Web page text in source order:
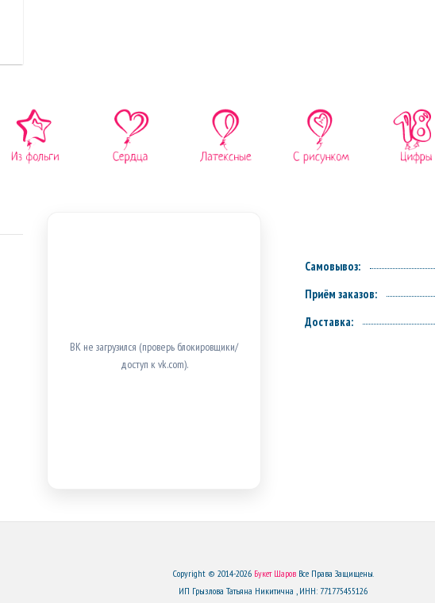
ВК не загрузился (проверь блокировщики/
доступ к vk.com).
Самовывоз:
Приём заказов:
Доставка:
Copyright © 2014-2026 Букет ШаровВсе Права Защищены.
ИП Грызлова Татьяна Никитична , ИНН: 771775455126